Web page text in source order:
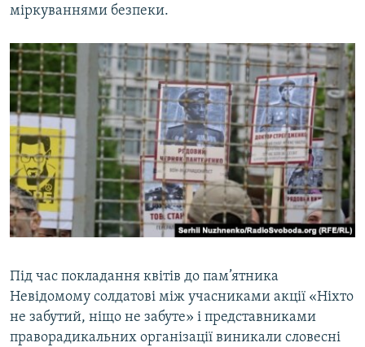
міркуваннями безпеки.
Під час покладання квітів до пам’ятника
Невідомому солдатові між учасниками акції «Ніхто
не забутий, ніщо не забуте» і представниками
праворадикальних організації виникали словесні